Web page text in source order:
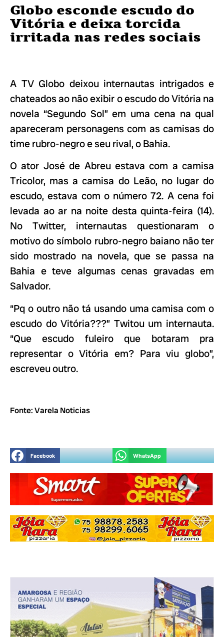
Globo esconde escudo do
Vitória e deixa torcida
irritada nas redes sociais
A TV Globo deixou internautas intrigados e
chateados ao não exibir o escudo do Vitória na
novela “Segundo Sol” em uma cena na qual
apareceram personagens com as camisas do
time rubro-negro e seu rival, o Bahia.
O ator José de Abreu estava com a camisa
Tricolor, mas a camisa do Leão, no lugar do
escudo, estava com o número 72. A cena foi
levada ao ar na noite desta quinta-feira (14).
No Twitter, internautas questionaram o
motivo do símbolo rubro-negro baiano não ter
sido mostrado na novela, que se passa na
Bahia e teve algumas cenas gravadas em
Salvador.
“Pq o outro não tá usando uma camisa com o
escudo do Vitória???” Twitou um internauta.
“Que escudo fuleiro que botaram pra
representar o Vitória em? Para viu globo”,
escreveu outro.
Fonte: Varela Noticias
Facebook WhatsApp